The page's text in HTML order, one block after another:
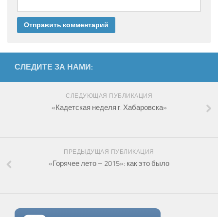
СЛЕДИТЕ ЗА НАМИ:
СЛЕДУЮЩАЯ ПУБЛИКАЦИЯ
«Кадетская неделя г. Хабаровска»
ПРЕДЫДУЩАЯ ПУБЛИКАЦИЯ
«Горячее лето – 2015»: как это было